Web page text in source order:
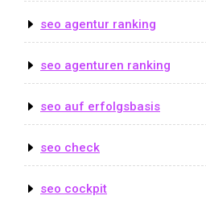
seo agentur ranking
seo agenturen ranking
seo auf erfolgsbasis
seo check
seo cockpit